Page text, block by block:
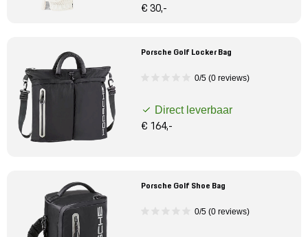
€ 30,-
Porsche Golf Locker Bag
0/5 (0 reviews)
Direct leverbaar
€ 164,-
Porsche Golf Shoe Bag
0/5 (0 reviews)